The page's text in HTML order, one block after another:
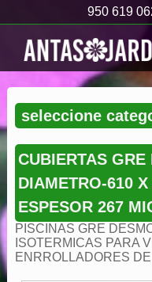
950 619
CUBIERTAS
DIAMETRO-610
ESPESOR 267
PISCINAS GRE
ISOTERMICAS PARA
ENRROLLADORES